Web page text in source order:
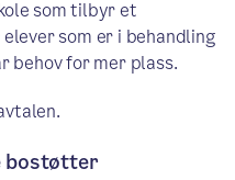
som tilbyr et
som er i behandling
behov for mer plass.
bostøtter